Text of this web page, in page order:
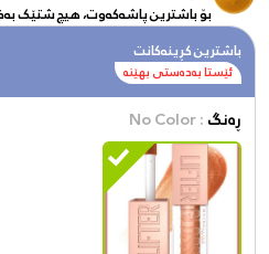
بۆ باشترین پاشەکەوت، هیچ شتێک
باشترین کڕینەکانت
ئێستا بەدەستی بهێنە
ڕەنگ: No Color